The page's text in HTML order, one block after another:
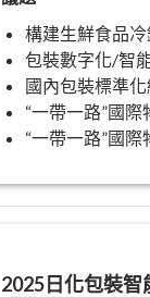
構建生鮮食品
包裝數字化/智
國內包裝標準
“一帶一路”國
“一帶一路”國
2025日化包裝智